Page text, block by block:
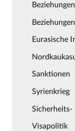
Eurasische
Sanktionen
Syrienkrieg
Sicherheits-
Visapolitik